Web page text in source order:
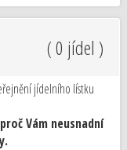
( 0 jídel )
jídelního lístku
Vám neusnadní